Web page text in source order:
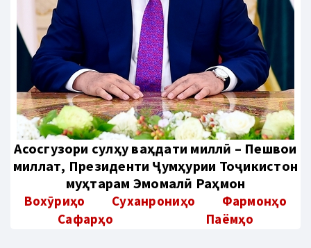
Aсосгузори сулҳу ваҳдати миллӣ – Пешвои
миллат, Президенти Ҷумҳурии Тоҷикистон
муҳтарам Эмомалӣ Раҳмон
Вохӯриҳо Суханрониҳо
Фармонҳо
Сафарҳо
Паёмҳо